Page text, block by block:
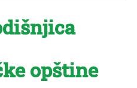
opštine